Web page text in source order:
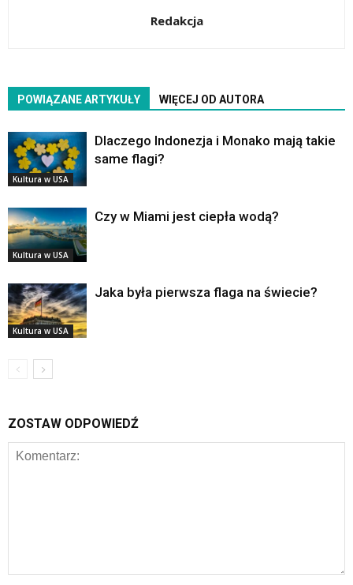
Redakcja
POWIĄZANE ARTYKUŁY WIĘCEJ OD AUTORA
Kultura w USA
Dlaczego Indonezja i Monako mają takie
same flagi?
Kultura w USA
Czy w Miami jest ciepła wodą?
Kultura w USA
Jaka była pierwsza flaga na świecie?
ZOSTAW ODPOWIEDŹ